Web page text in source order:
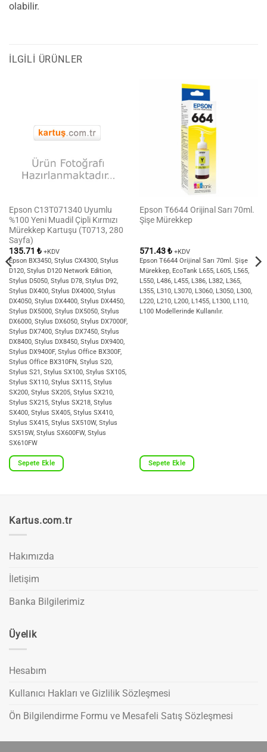
olabilir.
İLGILI ÜRÜNLER
Epson C13T071340 Uyumlu
%100 Yeni Muadil Çipli Kırmızı
Mürekkep Kartuşu (T0713, 280
Sayfa)
135.71 ₺ +KDV
Epson BX3450, Stylus CX4300, Stylus
D120, Stylus D120 Network Edition,
Stylus D5050, Stylus D78, Stylus D92,
Stylus DX400, Stylus DX4000, Stylus
DX4050, Stylus DX4400, Stylus DX4450,
Stylus DX5000, Stylus DX5050, Stylus
DX6000, Stylus DX6050, Stylus DX7000F,
Stylus DX7400, Stylus DX7450, Stylus
DX8400, Stylus DX8450, Stylus DX9400,
Stylus DX9400F, Stylus Office BX300F,
Stylus Office BX310FN, Stylus S20,
Stylus S21, Stylus SX100, Stylus SX105,
Stylus SX110, Stylus SX115, Stylus
SX200, Stylus SX205, Stylus SX210,
Stylus SX215, Stylus SX218, Stylus
SX400, Stylus SX405, Stylus SX410,
Stylus SX415, Stylus SX510W, Stylus
SX515W, Stylus SX600FW, Stylus
SX610FW
Sepete Ekle
Epson T6644 Orijinal Sarı 70ml.
Şişe Mürekkep
571.43₺ +KDV
Epson T6644 Orijinal Sarı 70ml. Şişe
Mürekkep, EcoTank L655, L605, L565,
L550, L486, L455, L386, L382, L365,
L355, L310, L3070, L3060, L3050, L300,
L220, L210, L200, L1455, L1300, L110,
L100 Modellerinde Kullanılır.
Sepete Ekle
Kartus.com.tr
Hakımızda
İletişim
Banka Bilgilerimiz
Üyelik
Hesabım
Kullanıcı Hakları ve Gizlilik Sözleşmesi
Ön Bilgilendirme Formu ve Mesafeli Satış Sözleşmesi